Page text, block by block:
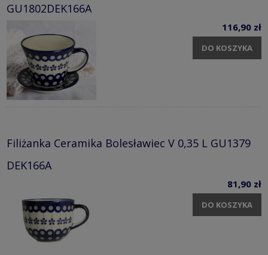
GU1802DEK166A
116,90 zł
DO KOSZYKA
Filiżanka Ceramika Bolesławiec V 0,35 L GU1379
DEK166A
81,90 zł
DO KOSZYKA